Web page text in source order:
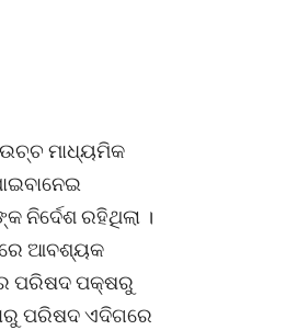
ଉଚ୍ଚ ମାଧ୍ୟମିକ
ନିର୍ଦେଶ ରହିଥିଲା ।
ଆବଶ୍ୟକ
ପରିଷଦ ପକ୍ଷରୁ
ପରିଷଦ ଏଦିଗରେ